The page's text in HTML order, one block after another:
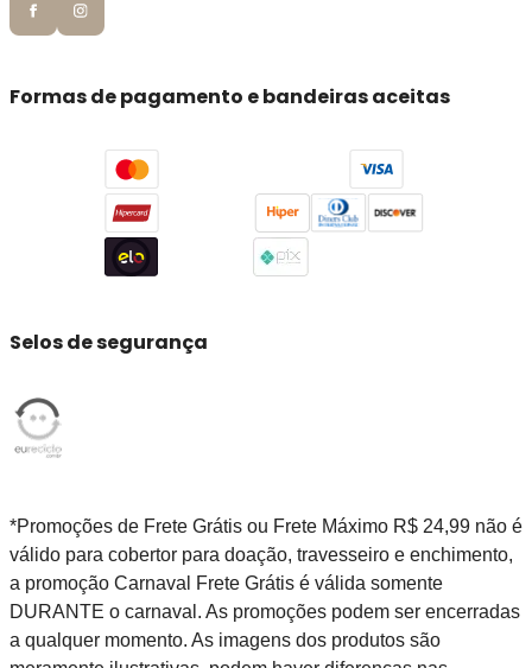
Formas de pagamento e bandeiras aceitas
Selos de segurança
*Promoções de Frete Grátis ou Frete Máximo R$ 24,99 não é
válido para cobertor para doação, travesseiro e enchimento,
a promoção Carnaval Frete Grátis é válida somente
DURANTE o carnaval. As promoções podem ser encerradas
a qualquer momento. As imagens dos produtos são